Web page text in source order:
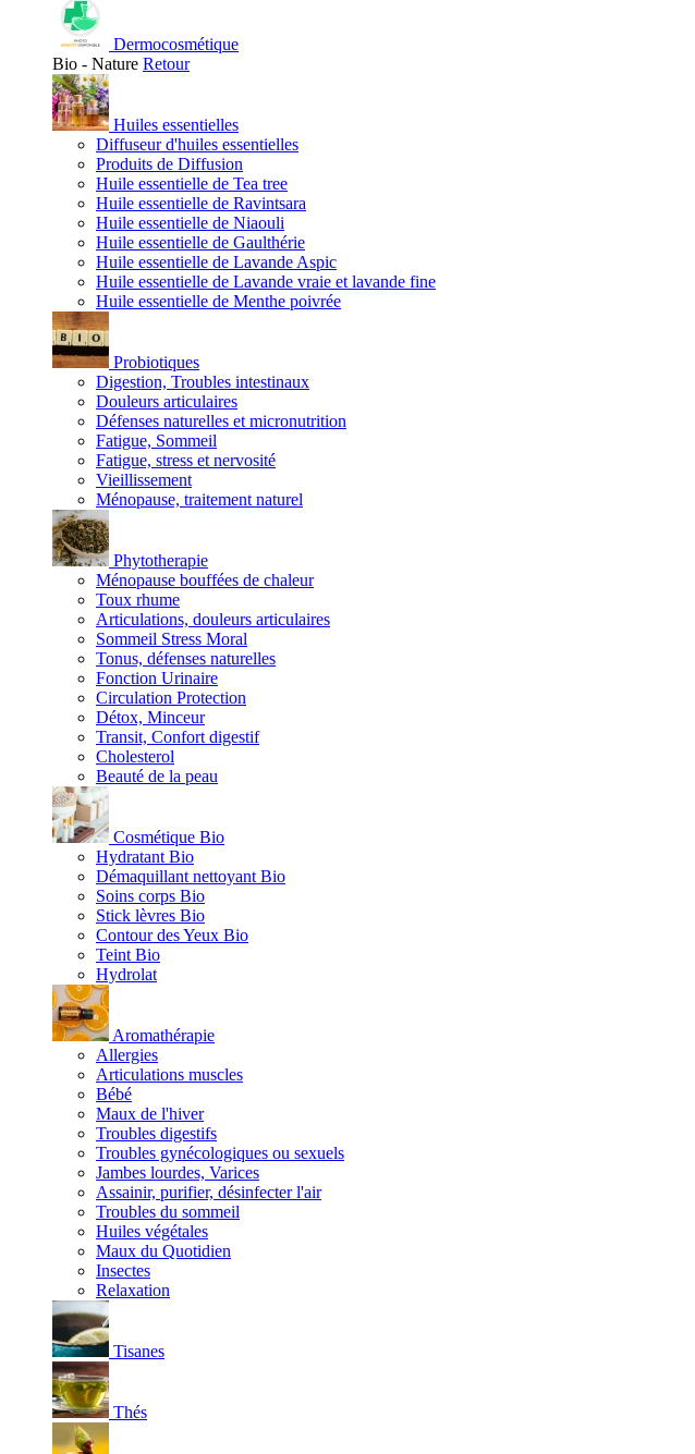
Dermocosmétique
Bio - Nature Retour
Huiles essentielles
Diffuseur d'huiles essentielles
Produits de Diffusion
Huile essentielle de Tea tree
Huile essentielle de Ravintsara
Huile essentielle de Niaouli
Huile essentielle de Gaulthérie
Huile essentielle de Lavande Aspic
Huile essentielle de Lavande vraie et lavande fine
Huile essentielle de Menthe poivrée
Probiotiques
Digestion, Troubles intestinaux
Douleurs articulaires
Défenses naturelles et micronutrition
Fatigue, Sommeil
Fatigue, stress et nervosité
Vieillissement
Ménopause, traitement naturel
Phytotherapie
Ménopause bouffées de chaleur
Toux rhume
Articulations, douleurs articulaires
Sommeil Stress Moral
Tonus, défenses naturelles
Fonction Urinaire
Circulation Protection
Détox, Minceur
Transit, Confort digestif
Cholesterol
Beauté de la peau
Cosmétique Bio
Hydratant Bio
Démaquillant nettoyant Bio
Soins corps Bio
Stick lèvres Bio
Contour des Yeux Bio
Teint Bio
Hydrolat
Aromathérapie
Allergies
Articulations muscles
Bébé
Maux de l'hiver
Troubles digestifs
Troubles gynécologiques ou sexuels
Jambes lourdes, Varices
Assainir, purifier, désinfecter l'air
Troubles du sommeil
Huiles végétales
Maux du Quotidien
Insectes
Relaxation
Tisanes
Thés